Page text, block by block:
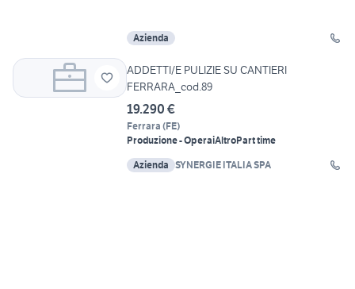
Azienda
ADDETTI/E PULIZIE SU CANTIERI
FERRARA_cod.89
19.290 €
Ferrara (FE)
Produzione - OperaiAltroPart time
Azienda SYNERGIE ITALIA SPA